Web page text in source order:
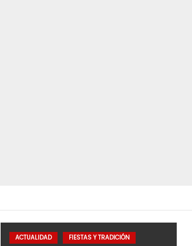
ACTUALIDAD FIESTAS Y TRADICIÓN